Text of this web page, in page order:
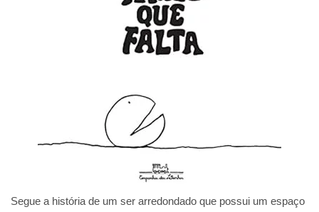
Segue a história de um ser arredondado que possui um espaço